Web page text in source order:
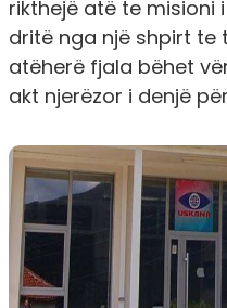
rikthejë atë te misioni
dritë nga një shpirt te
atëherë fjala bëhet
akt njerëzor i denjë